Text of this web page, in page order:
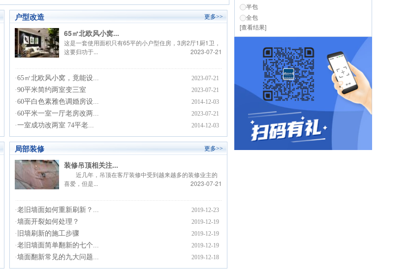
户型改造 更多>>
65㎡北欧风小窝...
这是一套使用面积只有65平的小户型住房，3房2厅1厨1卫，
这要归功于...
2023-07-21
·65㎡北欧风小窝，竟能设... 2023-07-21
·90平米简约两室变三室 2023-07-21
·60平白色素雅色调婚房设... 2014-12-03
·60平米一室一厅老房改两... 2023-07-21
·一室成功改两室 74平老... 2014-12-03
局部装修 更多>>
装修吊顶相关注...
近几年，吊顶在客厅装修中受到越来越多的装修业主的
喜爱，但是...
2023-07-21
·老旧墙面如何重新刷新？... 2019-12-23
·墙面开裂如何处理？ 2019-12-19
· 旧墙刷新的施工步骤 2019-12-19
·老旧墙面简单翻新的七个... 2019-12-19
·墙面翻新常见的九大问题... 2019-12-18
半包
全包
[查看结果]